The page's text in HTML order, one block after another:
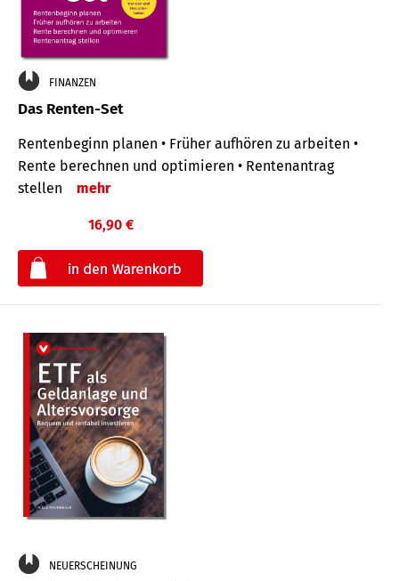
FINANZEN
Das Renten-Set
Rentenbeginn planen • Früher aufhören zu arbeiten •
Rente berechnen und optimieren • Rentenantrag
stellen
mehr
16,90 €
NEUERSCHEINUNG